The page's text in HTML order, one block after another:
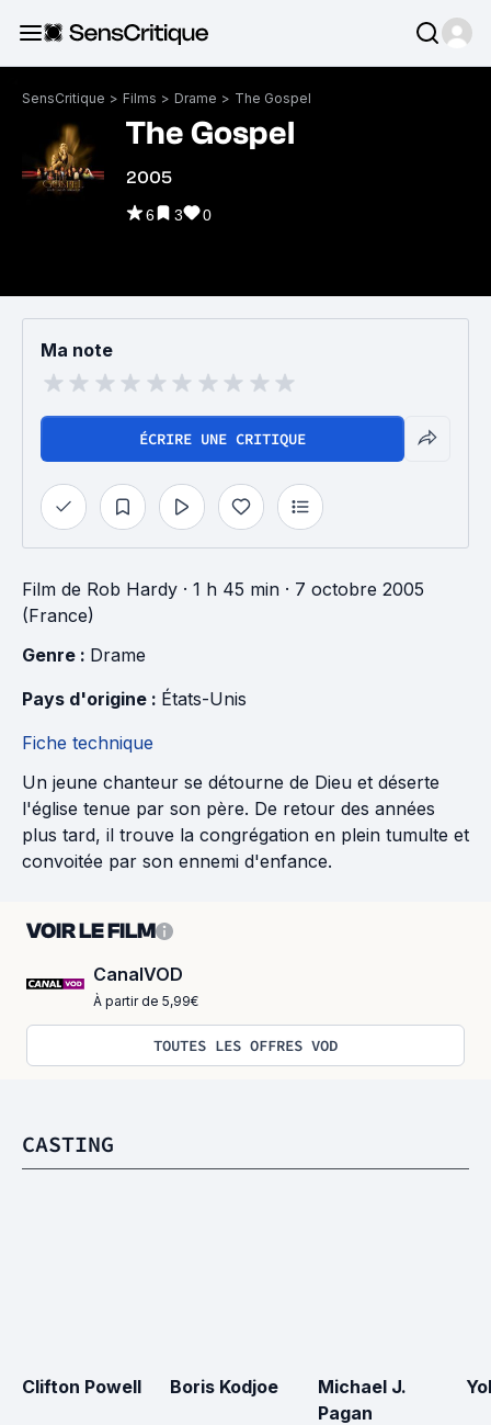
SensCritique > Films > Drame > The Gospel
The Gospel
2005
6 3 0
Ma note
ÉCRIRE UNE CRITIQUE
Film de Rob Hardy · 1 h 45 min · 7 octobre 2005
(France)
Genre : Drame
Pays d'origine : États-Unis
Fiche technique
Un jeune chanteur se détourne de Dieu et déserte
l'église tenue par son père. De retour des années
plus tard, il trouve la congrégation en plein tumulte et
convoitée par son ennemi d'enfance.
VOIR LE FILM
CanalVOD
À partir de 5,99€
TOUTES LES OFFRES VOD
CASTING
Clifton Powell Boris Kodjoe
Michael J.
Pagan